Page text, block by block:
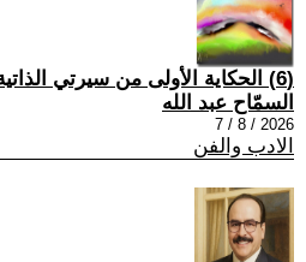
(6) الحكاية الأولى من سيرتي الذاتية، 22
السمّاح عبد الله
2026 / 8 / 7
الادب والفن